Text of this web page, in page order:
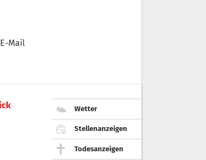
Mail
Wetter
Stellenanzeigen
Todesanzeigen